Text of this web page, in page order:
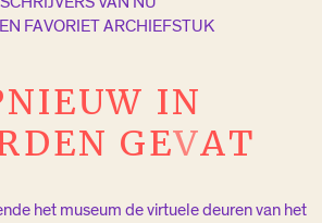
FAVORIET ARCHIEFSTUK
NIEUW IN
DEN GEVAT
het museum de virtuele deuren van het